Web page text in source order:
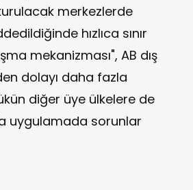
merkezlerde
hızlıca sınır
mekanizması", AB dış
dolayı daha fazla
diğer üye ülkelere de
uygulamada sorunlar